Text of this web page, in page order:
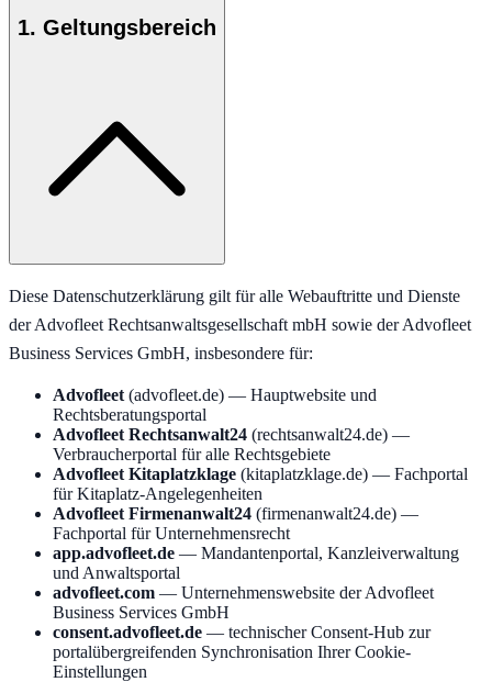
1. Geltungsbereich
Diese Datenschutzerklärung gilt für alle Webauftritte und Dienste
der Advofleet Rechtsanwaltsgesellschaft mbH sowie der Advofleet
Business Services GmbH, insbesondere für:
Advofleet (advofleet.de) — Hauptwebsite und
Rechtsberatungsportal
Advofleet Rechtsanwalt24 (rechtsanwalt24.de) —
Verbraucherportal für alle Rechtsgebiete
Advofleet Kitaplatzklage (kitaplatzklage.de) — Fachportal
für Kitaplatz-Angelegenheiten
Advofleet Firmenanwalt24 (firmenanwalt24.de) —
Fachportal für Unternehmensrecht
app.advofleet.de — Mandantenportal, Kanzleiverwaltung
und Anwaltsportal
advofleet.com — Unternehmenswebsite der Advofleet
Business Services GmbH
consent.advofleet.de — technischer Consent-Hub zur
portalübergreifenden Synchronisation Ihrer Cookie-
Einstellungen